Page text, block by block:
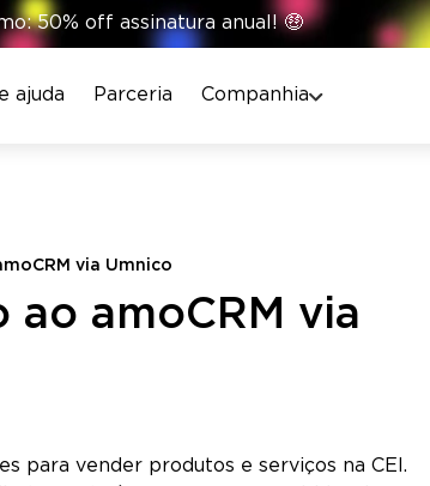
50% off assinatura anual! 🤑
ajuda Parceria Companhia
via Umnico
amoCRM via
para vender produtos e serviços na CEI.